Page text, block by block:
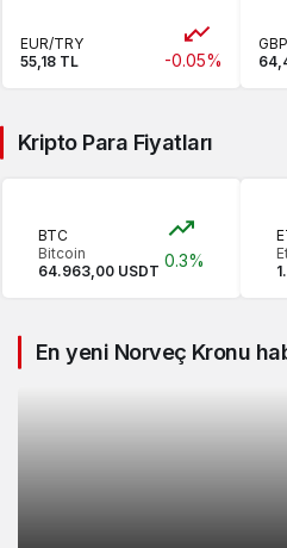
EUR/TRY
55,18 TL
-0.05%
Kripto Para Fiyatları
BTC
Bitcoin
64.963,00 USDT
0.3%
En yeni Norveç Kronu